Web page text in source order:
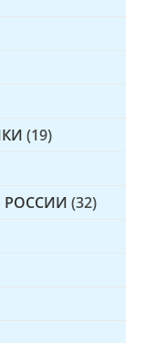
(19)
РОССИИ (32)